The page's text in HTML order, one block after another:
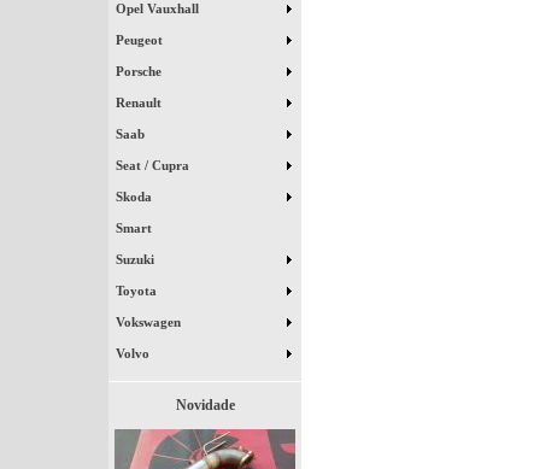
Opel Vauxhall
Peugeot
Porsche
Renault
Saab
Seat / Cupra
Skoda
Smart
Suzuki
Toyota
Vokswagen
Volvo
Novidade